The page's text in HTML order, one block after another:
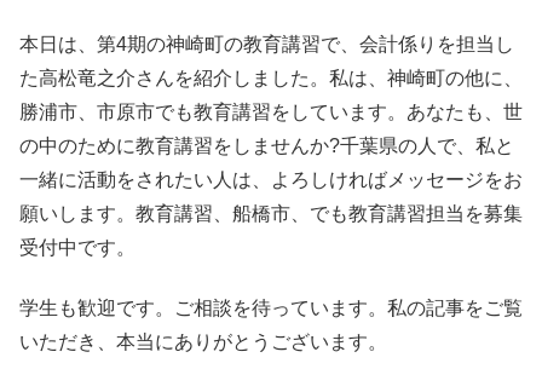
本日は、第4期の神崎町の教育講習で、会計係りを担当し
た高松竜之介さんを紹介しました。私は、神崎町の他に、
勝浦市、市原市でも教育講習をしています。あなたも、世
の中のために教育講習をしませんか?千葉県の人で、私と
一緒に活動をされたい人は、よろしければメッセージをお
願いします。教育講習、船橋市、でも教育講習担当を募集
受付中です。
学生も歓迎です。ご相談を待っています。私の記事をご覧
いただき、本当にありがとうございます。